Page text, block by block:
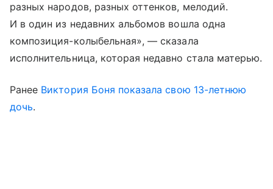
разных народов, разных оттенков, мелодий.
И в один из недавних альбомов вошла одна
композиция-колыбельная», — сказала
исполнительница, которая недавно стала матерью.
Ранее Виктория Боня показала свою 13-летнюю
дочь.